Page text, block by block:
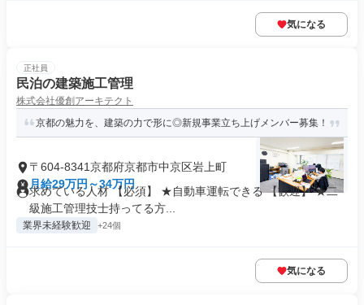
気になる
正社員
民泊の建築施工管理
株式会社優創アーキテクト
京都の魅力を、建築の力で形に◎新規事業立ち上げメンバー募集！
〒604-8341京都府京都市中京区岩上町
月給29万円～34万円
求めている人材 【必須】 ★自動車運転できる 【歓迎】 ★二
級施工管理技士持ってる方...
業界未経験歓迎 +24個
気になる